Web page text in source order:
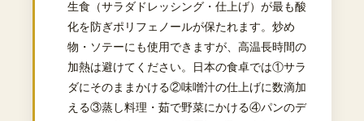
生食（サラダドレッシング・仕上げ）が最も酸
化を防ぎポリフェノールが保たれます。炒め
物・ソテーにも使用できますが、高温長時間の
加熱は避けてください。日本の食卓では①サラ
ダにそのままかける②味噌汁の仕上げに数滴加
える③蒸し料理・茹で野菜にかける④パンのデ